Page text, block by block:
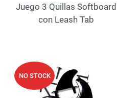
Juego 3 Quillas Softboard
con Leash Tab
Add to Wishlist
Quick View
NO STOCK